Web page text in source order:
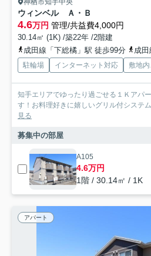
神栖市知手中央
ウィンベル Ａ・Ｂ
4.6万円 管理/共益費4,000円
30.14㎡ (1K) /築22年 /2階建
成田線「下総橘」駅 徒歩99分
成
駐輪場 インターネット対応 敷地
知手エリアでゆったり過ごせる１Ｋアパ
す！お料理好きに嬉しいグリル付システ
見る
募集中の部屋
A105
4.6万円
1階 / 30.14㎡ / 1K
アパート